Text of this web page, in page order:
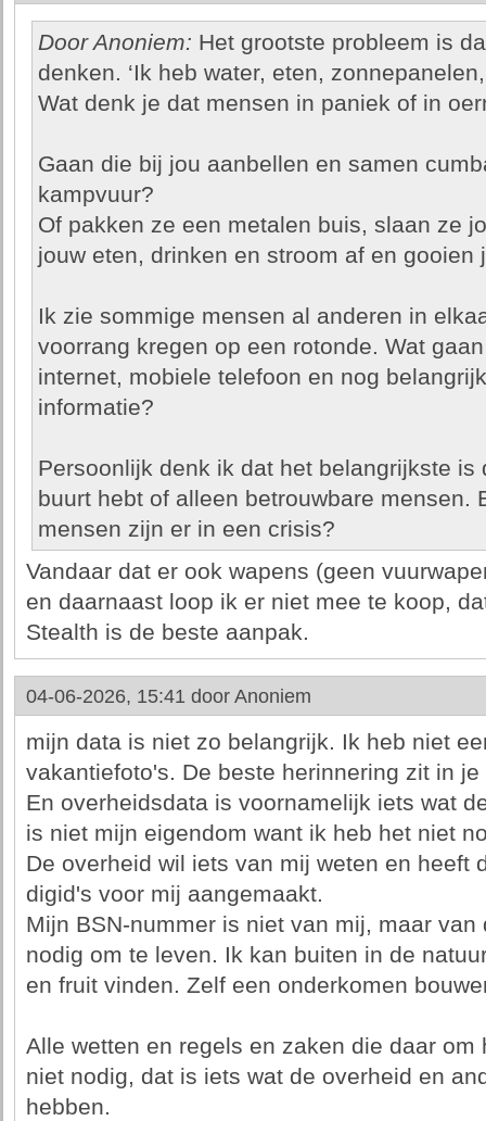
Door Anoniem: Het grootste probleem is
denken. ‘Ik heb water, eten,
Wat denk je dat mensen in paniek of in
Gaan die bij jou aanbellen en samen
kampvuur?
Of pakken ze een metalen buis, slaan ze
jouw eten, drinken en stroom af en gooien
Ik zie sommige mensen al anderen in
voorrang kregen op een rotonde. Wat
internet, mobiele telefoon en nog
informatie?
Persoonlijk denk ik dat het belangrijkste is
buurt hebt of alleen betrouwbare mensen.
mensen zijn er in een crisis?
Vandaar dat er ook wapens (geen
en daarnaast loop ik er niet mee te koop,
Stealth is de beste aanpak.
04-06-2026, 15:41 door Anoniem
mijn data is niet zo belangrijk. Ik heb niet
vakantiefoto's. De beste herinnering zit in je
En overheidsdata is voornamelijk iets wat
is niet mijn eigendom want ik heb het niet
De overheid wil iets van mij weten en heeft
digid's voor mij aangemaakt.
Mijn BSN-nummer is niet van mij, maar
nodig om te leven. Ik kan buiten in de
en fruit vinden. Zelf een onderkomen
Alle wetten en regels en zaken die daar
niet nodig, dat is iets wat de overheid en
hebben.